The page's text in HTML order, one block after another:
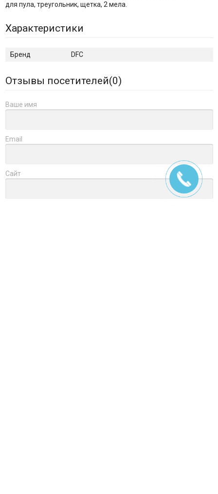
для пула, треугольник, щетка, 2 мела.
Характеристики
Бренд DFC
Отзывы посетителей(0)
Ваше имя
Email
Сайт